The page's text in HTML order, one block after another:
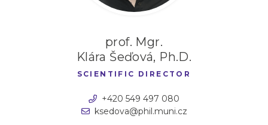
prof. Mgr.
Klára Šeďová, Ph.D.
SCIENTIFIC DIRECTOR
+420 549 497 080
ksedova@phil.muni.cz